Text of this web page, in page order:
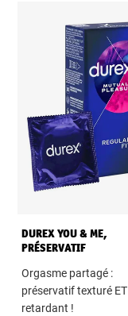
DUREX YOU & ME,
PRÉSERVATIF
Orgasme partagé :
préservatif texturé ET
retardant !